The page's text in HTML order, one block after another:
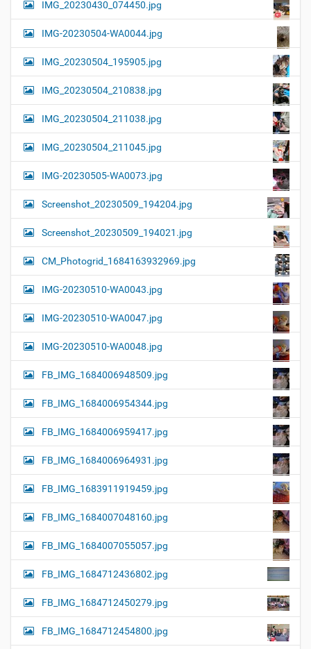
IMG_20230430_074450.jpg
IMG-20230504-WA0044.jpg
IMG_20230504_195905.jpg
IMG_20230504_210838.jpg
IMG_20230504_211038.jpg
IMG_20230504_211045.jpg
IMG-20230505-WA0073.jpg
Screenshot_20230509_194204.jpg
Screenshot_20230509_194021.jpg
CM_Photogrid_1684163932969.jpg
IMG-20230510-WA0043.jpg
IMG-20230510-WA0047.jpg
IMG-20230510-WA0048.jpg
FB_IMG_1684006948509.jpg
FB_IMG_1684006954344.jpg
FB_IMG_1684006959417.jpg
FB_IMG_1684006964931.jpg
FB_IMG_1683911919459.jpg
FB_IMG_1684007048160.jpg
FB_IMG_1684007055057.jpg
FB_IMG_1684712436802.jpg
FB_IMG_1684712450279.jpg
FB_IMG_1684712454800.jpg